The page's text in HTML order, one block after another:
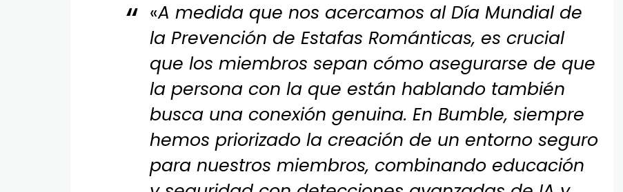
«A medida que nos acercamos al Día Mundial de
la Prevención de Estafas Románticas, es crucial
que los miembros sepan cómo asegurarse de que
la persona con la que están hablando también
busca una conexión genuina. En Bumble, siempre
hemos priorizado la creación de un entorno seguro
para nuestros miembros, combinando educación